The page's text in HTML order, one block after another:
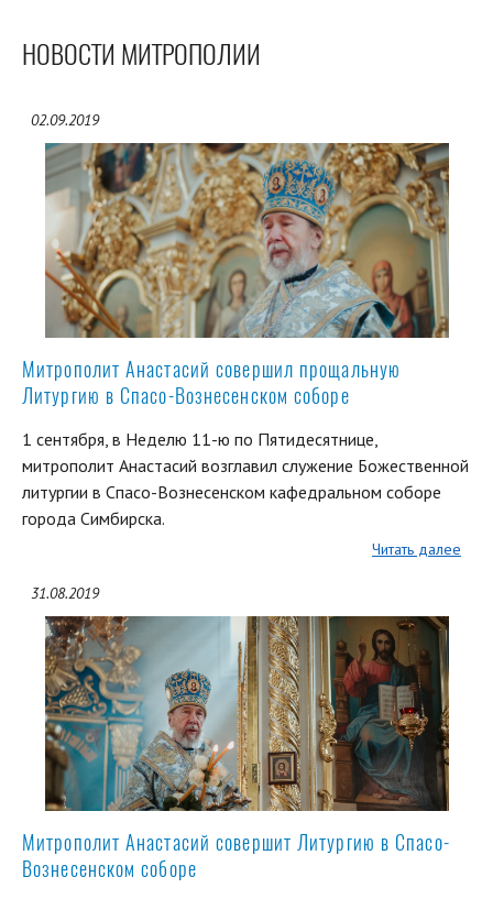
НОВОСТИ МИТРОПОЛИИ
02.09.2019
Митрополит Анастасий совершил прощальную
Литургию в Спасо-Вознесенском соборе
1 сентября, в Неделю 11-ю по Пятидесятнице,
митрополит Анастасий возглавил служение Божественной
литургии в Спасо-Вознесенском кафедральном соборе
города Симбирска.
Читать далее
31.08.2019
Митрополит Анастасий совершит Литургию в Спасо-
Вознесенском соборе